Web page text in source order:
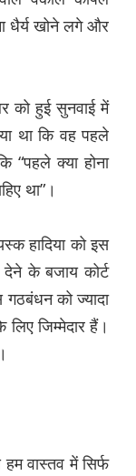
धैर्य खोने लगे और
को हुई सुनवाई में
था कि वह पहले
“पहले क्या होना
था”।
हादिया को इस
के बजाय कोर्ट
गठबंधन को ज्यादा
जिम्मेदार हैं।
वास्तव में सिर्फ